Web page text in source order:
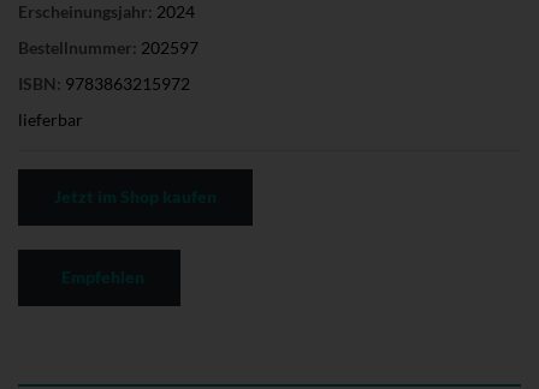
Erscheinungsjahr: 2024
Bestellnummer: 202597
ISBN: 9783863215972
lieferbar